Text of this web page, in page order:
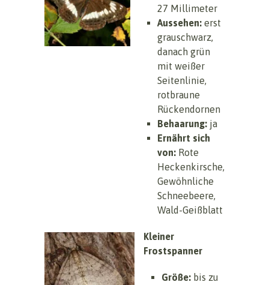
27 Millimeter
Aussehen: erst
grauschwarz,
danach grün
mit weißer
Seitenlinie,
rotbraune
Rückendornen
Behaarung: ja
Ernährt sich
von: Rote
Heckenkirsche,
Gewöhnliche
Schneebeere,
Wald-Geißblatt
Kleiner
Frostspanner
Größe: bis zu